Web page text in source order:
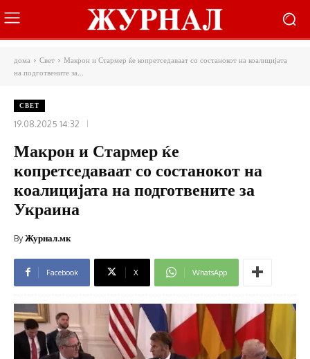
дома Свет
Макрон и Стармер ќе копретседаваат со состанокот на коалицијата
на подготвените за...
СВЕТ
19.08.2025 14:32
Макрон и Стармер ќе
копретседаваат со состанокот на
коалицијата на подготвените за
Украина
ByЖурнал.мк
Facebook X WhatsApp